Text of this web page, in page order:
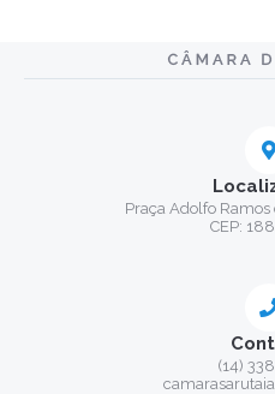
Praça Adolfo Ramos
CEP:
(14)